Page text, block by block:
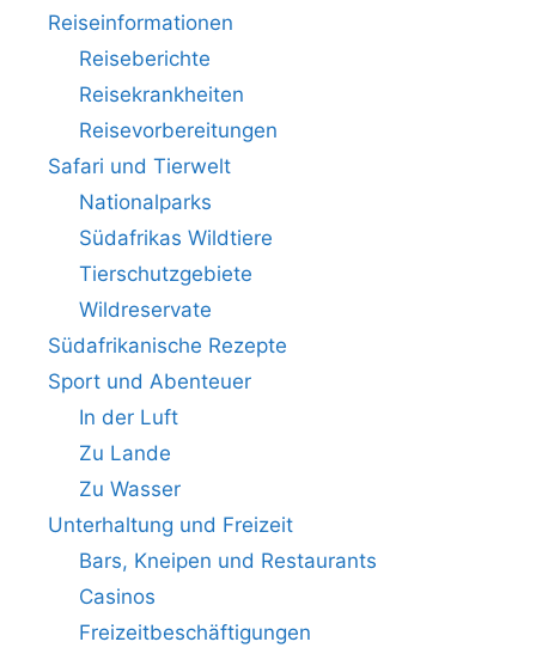
Reiseinformationen
Reiseberichte
Reisekrankheiten
Reisevorbereitungen
Safari und Tierwelt
Nationalparks
Südafrikas Wildtiere
Tierschutzgebiete
Wildreservate
Südafrikanische Rezepte
Sport und Abenteuer
In der Luft
Zu Lande
Zu Wasser
Unterhaltung und Freizeit
Bars, Kneipen und Restaurants
Casinos
Freizeitbeschäftigungen